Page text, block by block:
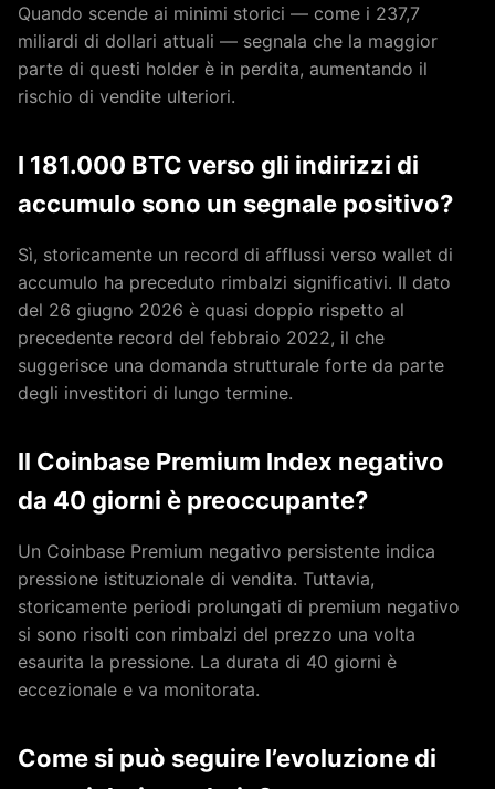
Quando scende ai minimi storici — come i 237,7
miliardi di dollari attuali — segnala che la maggior
parte di questi holder è in perdita, aumentando il
rischio di vendite ulteriori.
I 181.000 BTC verso gli indirizzi di
accumulo sono un segnale positivo?
Sì, storicamente un record di afflussi verso wallet di
accumulo ha preceduto rimbalzi significativi. Il dato
del 26 giugno 2026 è quasi doppio rispetto al
precedente record del febbraio 2022, il che
suggerisce una domanda strutturale forte da parte
degli investitori di lungo termine.
Il Coinbase Premium Index negativo
da 40 giorni è preoccupante?
Un Coinbase Premium negativo persistente indica
pressione istituzionale di vendita. Tuttavia,
storicamente periodi prolungati di premium negativo
si sono risolti con rimbalzi del prezzo una volta
esaurita la pressione. La durata di 40 giorni è
eccezionale e va monitorata.
Come si può seguire l’evoluzione di